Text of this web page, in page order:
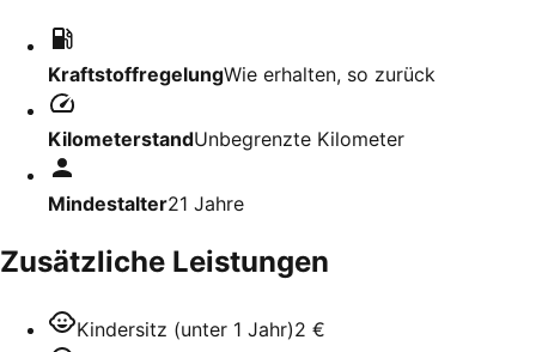
KraftstoffregelungWie erhalten, so zurück
KilometerstandUnbegrenzte Kilometer
Mindestalter21 Jahre
Zusätzliche Leistungen
Kindersitz (unter 1 Jahr)2 €